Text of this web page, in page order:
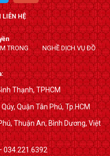
o
g
l
e
-
p
l
u
s
LIÊN HỆ
TRONG NGHỀ DỊCH VỤ ĐỒ
Thạnh, TPHCM
Quận Tân Phú, Tp.HCM
Thuận An, Bình Dương, Việt
034.221.6392